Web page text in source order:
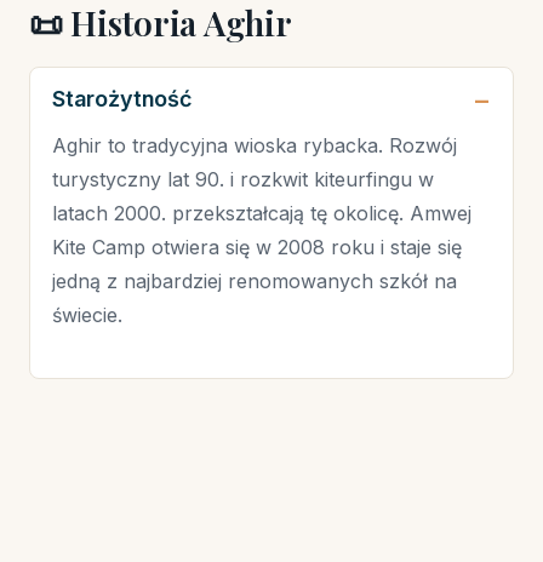
📜 Historia Aghir
Starożytność
Aghir to tradycyjna wioska rybacka. Rozwój
turystyczny lat 90. i rozkwit kiteurfingu w
latach 2000. przekształcają tę okolicę. Amwej
Kite Camp otwiera się w 2008 roku i staje się
jedną z najbardziej renomowanych szkół na
świecie.